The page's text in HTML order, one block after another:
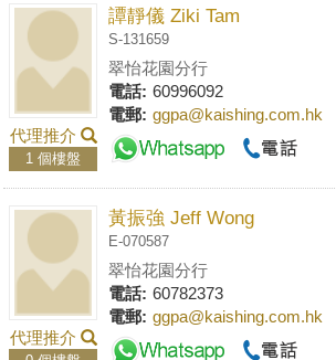
代理推介
1 個樓盤
譚靜儀 Ziki Tam
S-131659
翠怡花園分行
電話: 60996092
電郵: ggpa@kaishing.com.hk
代理推介
黃振強 Jeff Wong
E-070587
翠怡花園分行
電話: 60782373
電郵: ggpa@kaishing.com.hk